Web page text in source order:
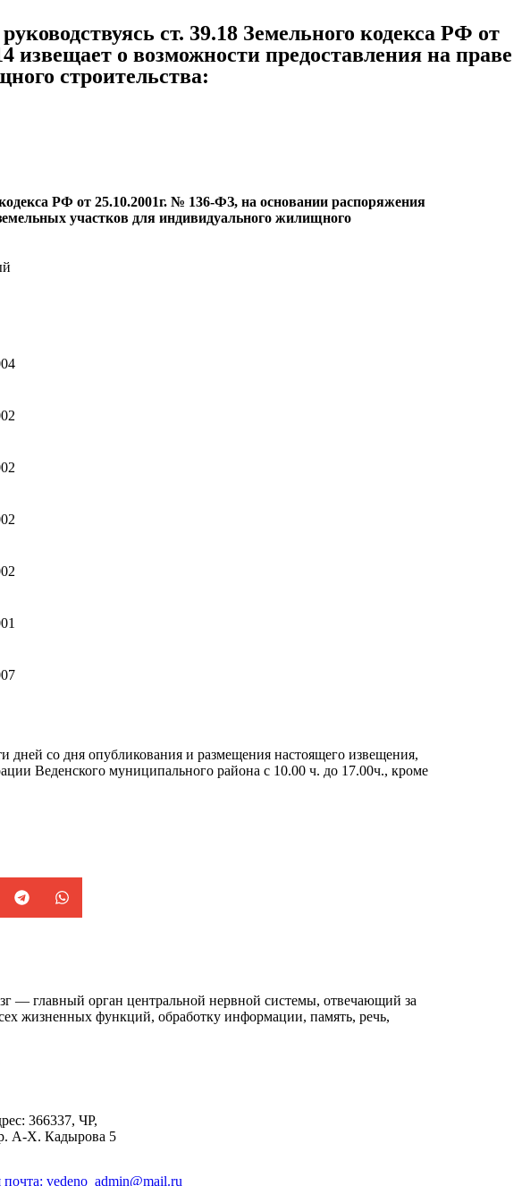
ст. 39.18 Земельного кодекса РФ от
о возможности предоставления на праве
строительства:
РФ от 25.10.2001г. № 136-ФЗ, на основании распоряжения
участков для индивидуального жилищного
дней со дня опубликования и размещения настоящего извещения,
Веденского муниципального района с 10.00 ч. до 17.00ч., кроме
— главный орган центральной нервной системы, отвечающий за
жизненных функций, обработку информации, память, речь,
366337, ЧР,
А-Х. Кадыровa 5
vedeno_admin@mail.ru